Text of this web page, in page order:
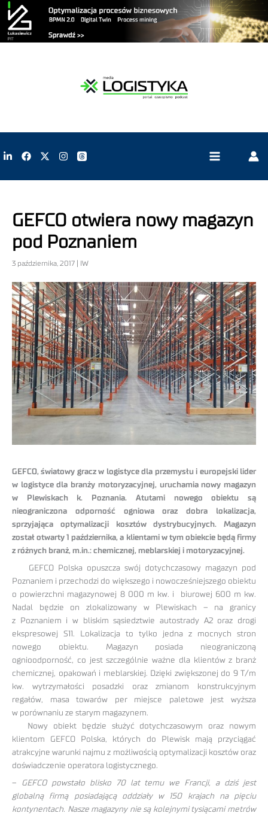
GEFCO otwiera nowy magazyn
pod Poznaniem
3 października, 2017 | IW
GEFCO, światowy gracz w logistyce dla przemysłu i europejski lider
w logistyce dla branży motoryzacyjnej, uruchamia nowy magazyn
w Plewiskach k. Poznania. Atutami nowego obiektu są
nieograniczona odporność ogniowa oraz dobra lokalizacja,
sprzyjająca optymalizacji kosztów dystrybucyjnych. Magazyn
został otwarty 1 października, a klientami w tym obiekcie będą firmy
z różnych branż, m.in.: chemicznej, meblarskiej i motoryzacyjnej.
GEFCO Polska opuszcza swój dotychczasowy magazyn pod
Poznaniem i przechodzi do większego i nowocześniejszego obiektu
o powierzchni magazynowej 8 000 m kw. i biurowej 600 m kw.
Nadal będzie on zlokalizowany w Plewiskach – na granicy
z Poznaniem i w bliskim sąsiedztwie autostrady A2 oraz drogi
ekspresowej S11. Lokalizacja to tylko jedna z mocnych stron
nowego obiektu. Magazyn posiada nieograniczoną
ognioodporność, co jest szczególnie ważne dla klientów z branż
chemicznej, opakowań i meblarskiej. Dzięki zwiększonej do 9 T/m
kw. wytrzymałości posadzki oraz zmianom konstrukcyjnym
regałów, masa towarów per miejsce paletowe jest wyższa
w porównaniu ze starym magazynem.
Nowy obiekt będzie służyć dotychczasowym oraz nowym
klientom GEFCO Polska, których do Plewisk mają przyciągać
atrakcyjne warunki najmu z możliwością optymalizacji kosztów oraz
doświadczenie operatora logistycznego.
– GEFCO powstało blisko 70 lat temu we Francji, a dziś jest
globalną firmą posiadającą oddziały w 150 krajach na pięciu
kontynentach. Nasze magazyny nie są kolejnymi tysiącami metrów